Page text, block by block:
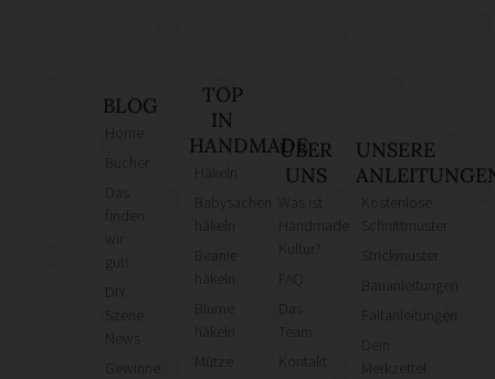
BLOG
finden
gut!
News
TOP
IN
HANDMADE
häkeln
häkeln
Mütze
ÜBER
UNS
Was ist
Kultur?
Das
Team
Kontakt
UNSERE
Kostenlose
Schnittmuster
Strickmuster
Bauanleitungen
Faltanleitungen
Merkzettel